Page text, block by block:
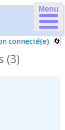
Menu
connecté(e)
(3)
20}}